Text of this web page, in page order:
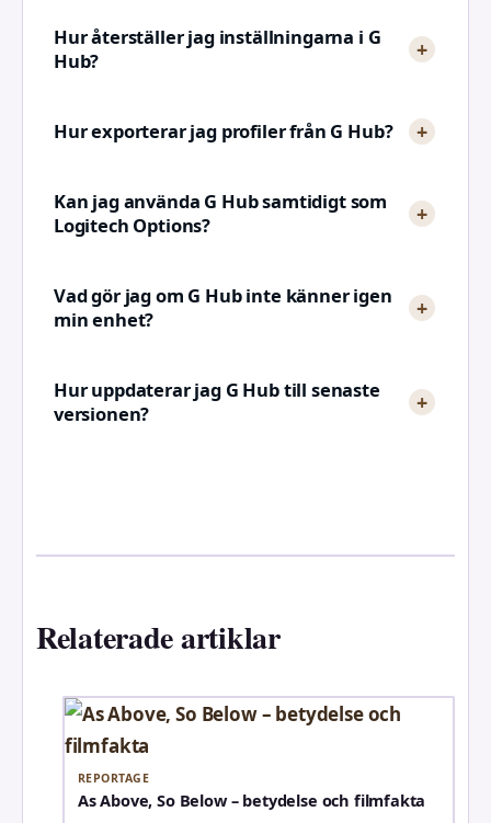
Hur återställer jag inställningarna i G
Hub?
Hur exporterar jag profiler från G Hub?
Kan jag använda G Hub samtidigt som
Logitech Options?
Vad gör jag om G Hub inte känner igen
min enhet?
Hur uppdaterar jag G Hub till senaste
versionen?
Relaterade artiklar
REPORTAGE
As Above, So Below – betydelse och filmfakta